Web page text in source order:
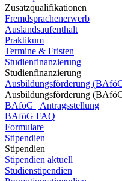
Zusatzqualifikationen
Fremdsprachenerwerb
Auslandsaufenthalt
Praktikum
Termine & Fristen
Studienfinanzierung
Studienfinanzierung
Ausbildungsförderung
Ausbildungsförderung
BAföG | Antragsstellung
BAföG FAQ
Formulare
Stipendien
Stipendien
Stipendien aktuell
Studienstipendien